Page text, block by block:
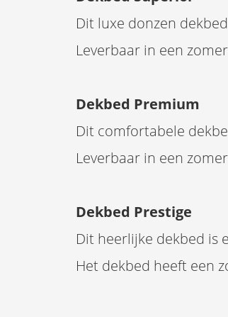
Dit luxe donzen
Leverbaar in een
Dekbed Premium
Dit comfortabele
Leverbaar in een
Dekbed Prestige
Dit heerlijke dekbed is
Het dekbed heeft een